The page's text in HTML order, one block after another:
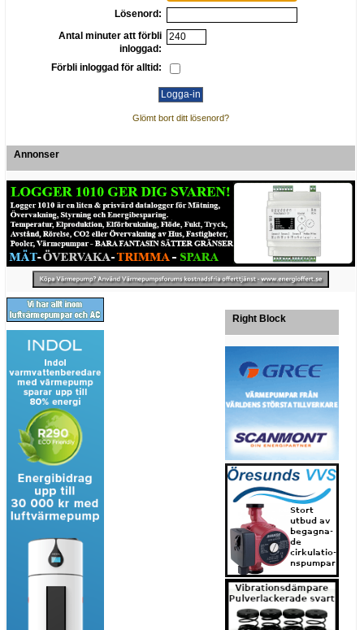
Lösenord:
Antal minuter att förbli
inloggad:
Förbli inloggad för alltid:
Glömt bort ditt lösenord?
Annonser
Right Block